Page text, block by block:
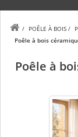
/ POÊLE À BOIS /
Poêle à bois
Poêle à